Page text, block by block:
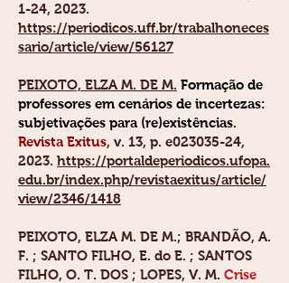
1-24, 2023.
https://periodicos.uff.br/trabalhoneces
sario/article/view/56127
PEIXOTO, ELZA M. DE M. Formação de
professores em cenários de incertezas:
subjetivações para (re)existências.
Revista Exitus, v. 13, p. e023035-24,
2023. https://portaldeperiodicos.ufopa.
edu.br/index.php/revistaexitus/article/
view/2346/1418
PEIXOTO, ELZA M. DE M.; BRANDÃO, A.
F. ; SANTO FILHO, E. do E. ; SANTOS
FILHO, O. T. DOS ; LOPES, V. M. Crise